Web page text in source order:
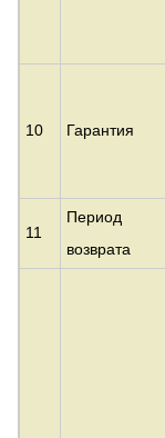
10 Гарантия
11
Период
возврата